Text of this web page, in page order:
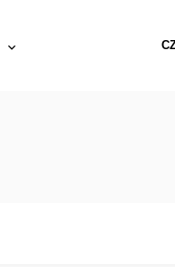
Posilovna a fitness